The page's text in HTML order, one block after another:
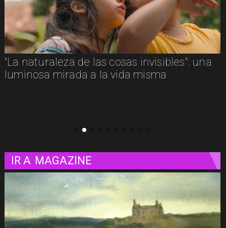
Adiós a Chuck Russell: el director que
convirtió nuestras pesadillas y fantasías en
IR A MAGAZINE